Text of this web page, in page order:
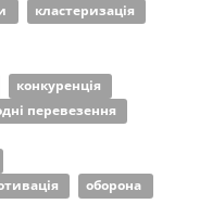
кластеризація
конкуренція
перевезення
оборона